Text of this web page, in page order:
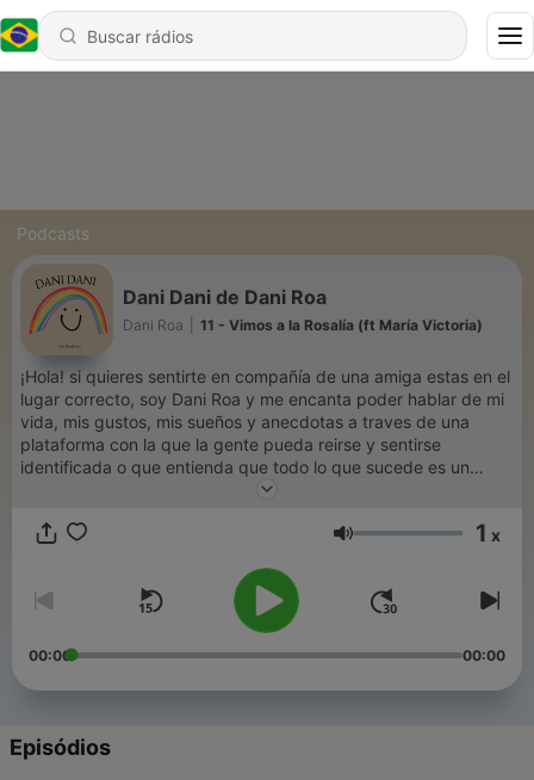
Podcasts
Dani Dani de Dani Roa
Dani Roa 11 - Vimos a la Rosalía (ft María Victoria)
¡Hola! si quieres sentirte en compañía de una amiga estas en el
lugar correcto, soy Dani Roa y me encanta poder hablar de mi
vida, mis gustos, mis sueños y anecdotas a traves de una
plataforma con la que la gente pueda reirse y sentirse
identificada o que entienda que todo lo que sucede es un
proceso de la vida y eso esta ¡absolutamente bien!
Volume 1 x
00:00 00:00
Episódios